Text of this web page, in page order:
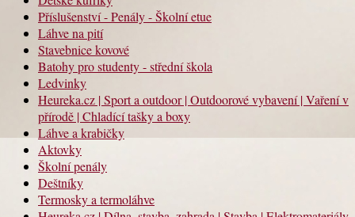
Příslušenství - Penály - Školní etue
Láhve na pití
Stavebnice kovové
Batohy pro studenty - střední škola
Ledvinky
Heureka.cz | Sport a outdoor | Outdoorové vybavení | Vaření v
přírodě | Chladící tašky a boxy
Láhve a krabičky
Aktovky
Školní penály
Deštníky
Termosky a termoláhve